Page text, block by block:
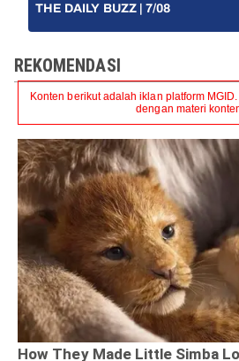
THE DAILY BUZZ | 7/08